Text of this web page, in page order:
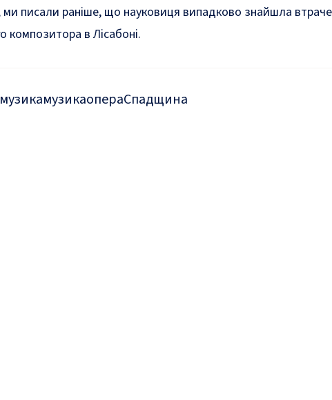
ми писали раніше, що науковиця випадково знайшла
композитора в Лісабоні.
музикаопераСпадщина